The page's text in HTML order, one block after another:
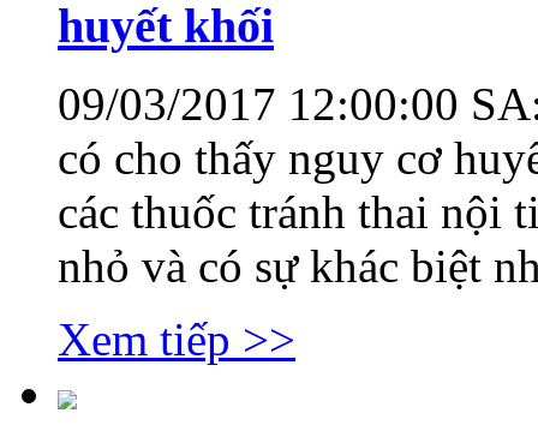
huyết khối
09/03/2017 12:00:00
có cho thấy nguy cơ
các thuốc tránh thai nội
nhỏ và có sự khác biệt
Xem tiếp >>